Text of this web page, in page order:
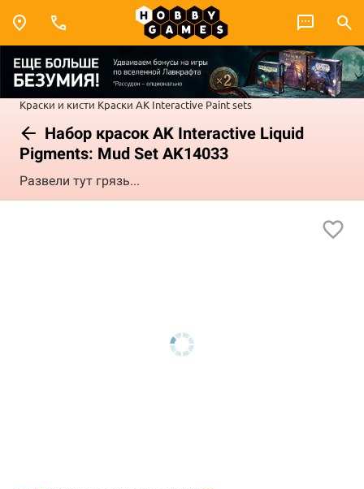
Краски и кисти Краски AK Interactive Paint sets
Набор красок AK Interactive Liquid
Pigments: Mud Set AK14033
Развели тут грязь...